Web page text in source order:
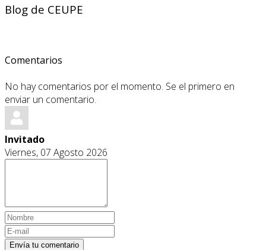
Blog de CEUPE
Comentarios
No hay comentarios por el momento. Se el primero en
enviar un comentario.
Invitado
Viernes, 07 Agosto 2026
Envía tu comentario